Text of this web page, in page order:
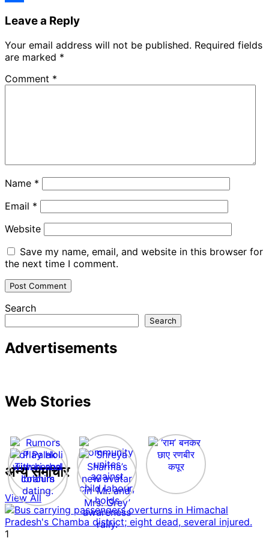
Leave a Reply
Your email address will not be published. Required fields
are marked *
Comment *
Name *
Email *
Website
Save my name, email, and website in this browser for
the next time I comment.
Search
Search
Advertisements
Web Stories
अन्य समाचार
View All
1